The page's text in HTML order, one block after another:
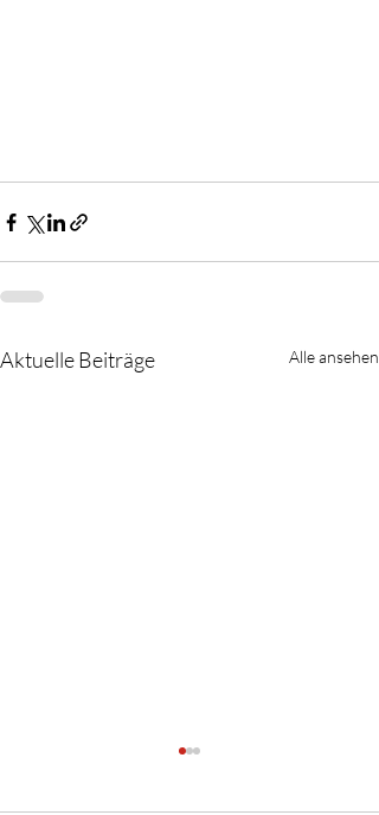
Aktuelle Beiträge Alle ansehen